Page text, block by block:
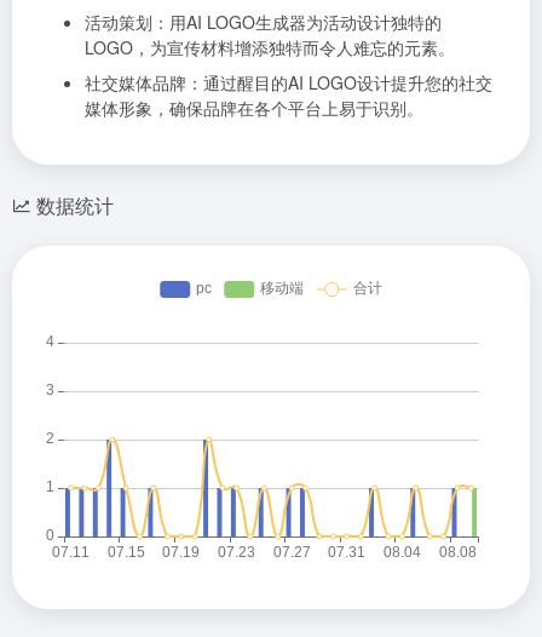
活动策划：用AI LOGO生成器为活动设计独特的
LOGO，为宣传材料增添独特而令人难忘的元素。
社交媒体品牌：通过醒目的AI LOGO设计提升您的社交
媒体形象，确保品牌在各个平台上易于识别。
数据统计